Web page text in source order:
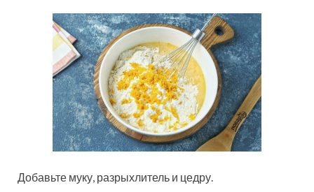
Добавьте муку, разрыхлитель и цедру.